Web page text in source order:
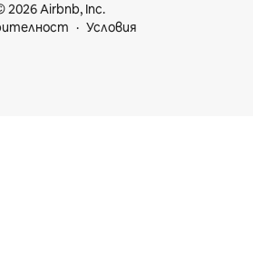
2026 Airbnb, Inc.
Условия